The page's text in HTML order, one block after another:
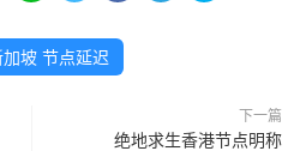
坡 节点延迟
下一篇
绝地求生香港节点明称